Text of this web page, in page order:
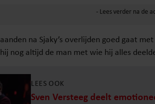
na Sjaky’s overlijden goed gaat
nog altijd de man met wie hij alles
LEES OOK
Sven Versteeg deelt